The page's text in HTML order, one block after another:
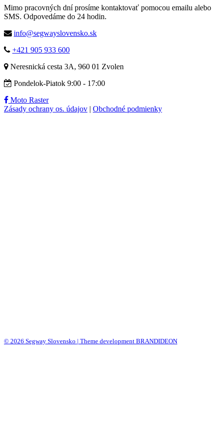
Mimo pracovných dní prosíme kontaktovať pomocou emailu alebo
SMS. Odpovedáme do 24 hodin.
info@segwayslovensko.sk
+421 905 933 600
Neresnická cesta 3A, 960 01 Zvolen
Pondelok-Piatok 9:00 - 17:00
Moto Raster
Zásady ochrany os. údajov | Obchodné podmienky
© 2026 Segway Slovensko | Theme development BRANDIDEON